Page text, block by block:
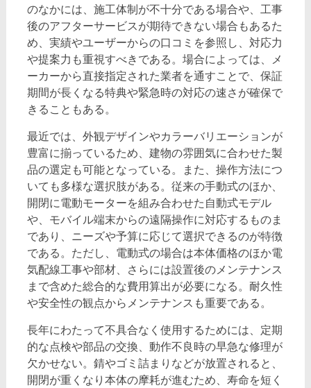
のなかには、施工体制が不十分である場合や、工事
後のアフターサービスが期待できない場合もあるた
め、実績やユーザーからの口コミを参照し、対応力
や提案力も重視すべきである。場合によっては、メ
ーカーから直接指定された業者を通すことで、保証
期間が長くなる特典や緊急時の対応の速さが確保で
きることもある。
最近では、外観デザインやカラーバリエーションが
豊富に揃っているため、建物の雰囲気に合わせた製
品の選定も可能となっている。また、操作方法につ
いても多様な選択肢がある。従来の手動式のほか、
開閉に電動モーターを組み合わせた自動式モデル
や、モバイル端末からの遠隔操作に対応するものま
であり、ニーズや予算に応じて選択できるのが特徴
である。ただし、電動式の場合は本体価格のほか電
気配線工事や部材、さらには設置後のメンテナンス
まで含めた総合的な費用算出が必要になる。耐久性
や安全性の観点からメンテナンスも重要である。
長年にわたって不具合なく使用するためには、定期
的な点検や部品の交換、動作不良時の早急な修理が
欠かせない。錆やゴミ詰まりなどが放置されると、
開閉が重くなり本体の摩耗が進むため、寿命を短く